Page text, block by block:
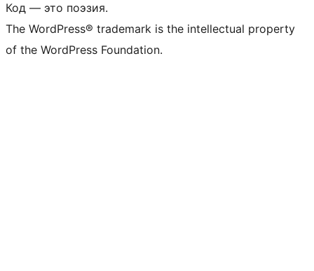
Код — это поэзия.
The WordPress® trademark is the intellectual property
of the WordPress Foundation.